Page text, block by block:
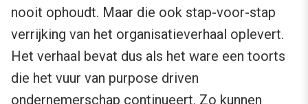
nooit ophoudt. Maar die ook stap-voor-stap
verrijking van het organisatieverhaal oplevert.
Het verhaal bevat dus als het ware een toorts
die het vuur van purpose driven
ondernemerschap continueert. Zo kunnen